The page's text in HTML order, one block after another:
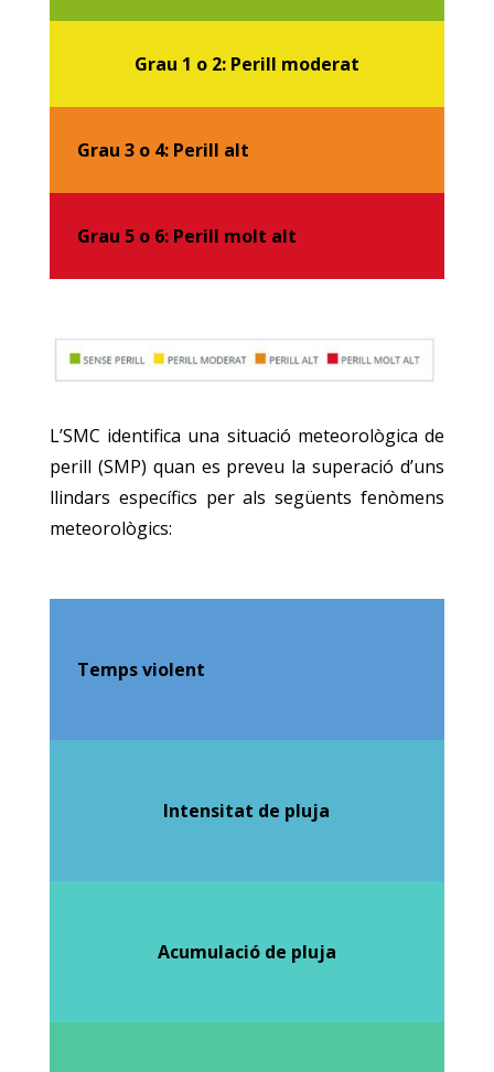
Grau 1 o 2: Perill moderat
Grau 3 o 4: Perill alt
Grau 5 o 6: Perill molt alt
L’SMC identifica una situació meteorològica de
perill (SMP) quan es preveu la superació d’uns
llindars específics per als següents fenòmens
meteorològics:
Temps violent
Intensitat de pluja
Acumulació de pluja